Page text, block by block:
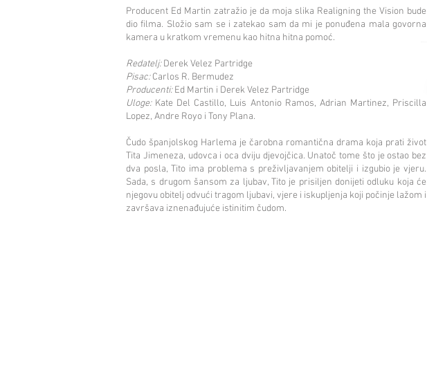
Producent Ed Martin zatražio je da moja slika Realigning the Vision bude
dio filma. Složio sam se i zatekao sam da mi je ponuđena mala govorna
kamera u kratkom vremenu kao hitna hitna pomoć.
Redatelj:Derek Velez Partridge
Pisac:Carlos R. Bermudez
Producenti:Ed Martin i Derek Velez Partridge
Uloge:Kate Del Castillo, Luis Antonio Ramos, Adrian Martinez, Priscilla
Lopez, Andre Royo i Tony Plana.
Čudo španjolskog Harlema je čarobna romantična drama koja prati život
Tita Jimeneza, udovca i oca dviju djevojčica. Unatoč tome što je ostao bez
dva posla, Tito ima problema s preživljavanjem obitelji i izgubio je vjeru.
Sada, s drugom šansom za ljubav, Tito je prisiljen donijeti odluku koja će
njegovu obitelj odvući tragom ljubavi, vjere i iskupljenja koji počinje lažom i
završava iznenađujuće istinitim čudom.